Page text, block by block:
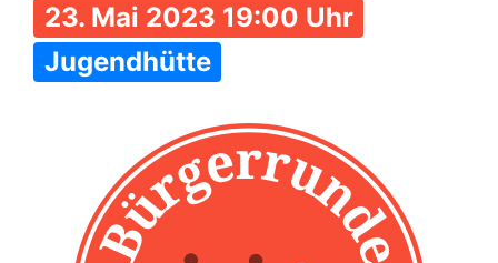
23. Mai 2023 19:00 Uhr
Jugendhütte